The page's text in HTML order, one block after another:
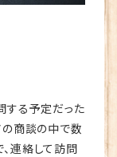
る予定だった
の商談の中で数
連絡して訪問